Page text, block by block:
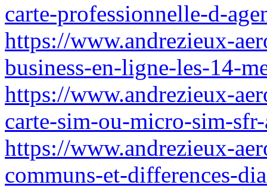
carte-professionnelle-d-
https://www.andrezieux-
business-en-ligne-les-14-
https://www.andrezieux-
carte-sim-ou-micro-sim-
https://www.andrezieux-
communs-et-differences-